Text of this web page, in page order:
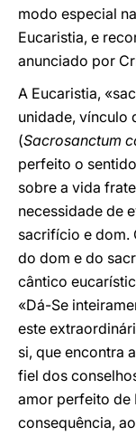
modo especial
Eucaristia, e
anunciado por
A Eucaristia,
unidade, vínculo
(Sacrosanctum
perfeito o
sobre a vida
necessidade de
sacrifício e dom.
do dom e do
cântico
«Dá-Se
este
si, que encontra
fiel dos
amor perfeito de
consequência,